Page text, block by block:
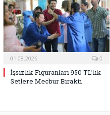
01.08.2026 0
İşsizlik Figüranları 950 TL’lik
Setlere Mecbur Bıraktı